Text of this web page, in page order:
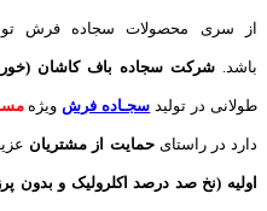
از سری محصولات سجاده فرش
باشد.شرکت سجاده باف کاشان
طولانی در تولید سجـاده فرش ویژه
دارد در راستایحمایت از مشتریان
اولیه (نخ صد درصد اکلرولیک و بدون